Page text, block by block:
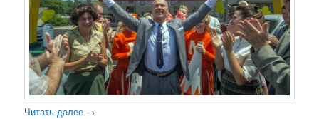
Читать далее →